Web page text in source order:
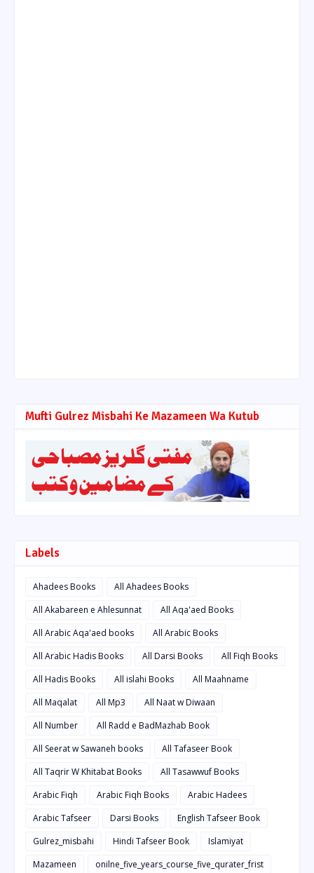
Mufti Gulrez Misbahi Ke Mazameen Wa Kutub
Labels
Ahadees Books
All Ahadees Books
All Akabareen e Ahlesunnat
All Aqa'aed Books
All Arabic Aqa'aed books
All Arabic Books
All Arabic Hadis Books
All Darsi Books
All Fiqh Books
All Hadis Books
All islahi Books
All Maahname
All Maqalat
All Mp3
All Naat w Diwaan
All Number
All Radd e BadMazhab Book
All Seerat w Sawaneh books
All Tafaseer Book
All Taqrir W Khitabat Books
All Tasawwuf Books
Arabic Fiqh
Arabic Fiqh Books
Arabic Hadees
Arabic Tafseer
Darsi Books
English Tafseer Book
Gulrez_misbahi
Hindi Tafseer Book
Islamiyat
Mazameen
onilne_five_years_course_five_qurater_frist